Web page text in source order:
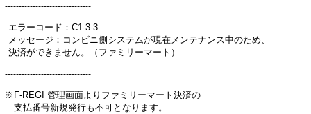
-------------------------------
エラーコード：C1-3-3
メッセージ：コンビニ側システムが現在メンテナンス中のため、
決済ができません。（ファミリーマート）
-------------------------------
※F-REGI 管理画面よりファミリーマート決済の
支払番号新規発行も不可となります。